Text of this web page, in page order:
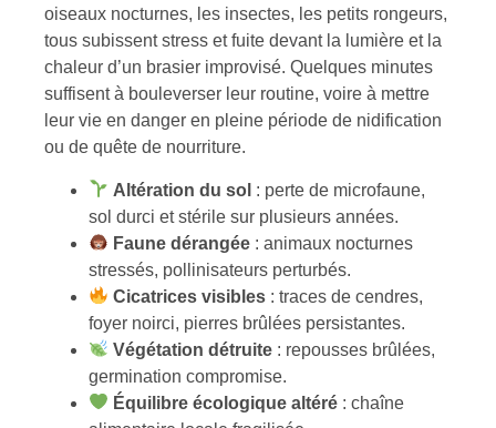
oiseaux nocturnes, les insectes, les petits rongeurs,
tous subissent stress et fuite devant la lumière et la
chaleur d’un brasier improvisé. Quelques minutes
suffisent à bouleverser leur routine, voire à mettre
leur vie en danger en pleine période de nidification
ou de quête de nourriture.
Altération du sol : perte de microfaune,
sol durci et stérile sur plusieurs années.
Faune dérangée : animaux nocturnes
stressés, pollinisateurs perturbés.
Cicatrices visibles : traces de cendres,
foyer noirci, pierres brûlées persistantes.
Végétation détruite : repousses brûlées,
germination compromise.
Équilibre écologique altéré : chaîne